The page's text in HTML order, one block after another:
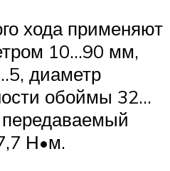
хода применяют
10…90 мм,
диаметр
обоймы 32…
Н•м.